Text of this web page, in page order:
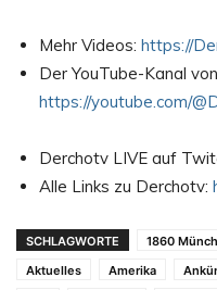
Mehr Videos: https://
Der YouTube-Kanal
https://youtube.com/
Derchotv LIVE auf
Alle Links zu Derchotv:
SCHLAGWORTE 1860
Aktuelles
Amerika